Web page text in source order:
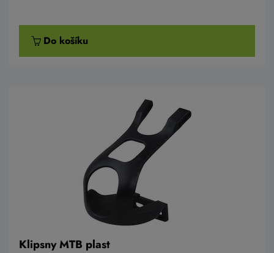
Do košíku
Klipsny MTB plast